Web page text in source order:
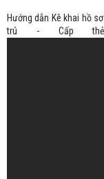
Hướng dẫn Kê khai hồ
trú - Cấp